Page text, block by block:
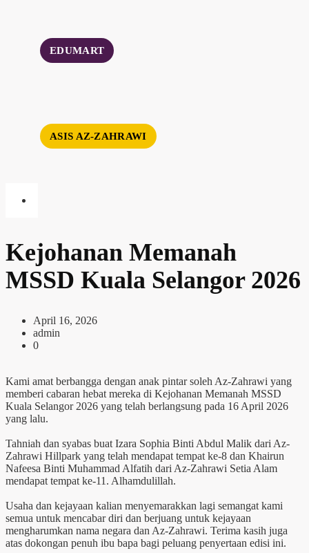
EDUMART
ASIS AZ-ZAHRAWI
Kejohanan Memanah
MSSD Kuala Selangor 2026
April 16, 2026
admin
0
Kami amat berbangga dengan anak pintar soleh Az-Zahrawi yang
memberi cabaran hebat mereka di Kejohanan Memanah MSSD
Kuala Selangor 2026 yang telah berlangsung pada 16 April 2026
yang lalu.
Tahniah dan syabas buat Izara Sophia Binti Abdul Malik dari Az-
Zahrawi Hillpark yang telah mendapat tempat ke-8 dan Khairun
Nafeesa Binti Muhammad Alfatih dari Az-Zahrawi Setia Alam
mendapat tempat ke-11. Alhamdulillah.
Usaha dan kejayaan kalian menyemarakkan lagi semangat kami
semua untuk mencabar diri dan berjuang untuk kejayaan
mengharumkan nama negara dan Az-Zahrawi. Terima kasih juga
atas dokongan penuh ibu bapa bagi peluang penyertaan edisi ini.